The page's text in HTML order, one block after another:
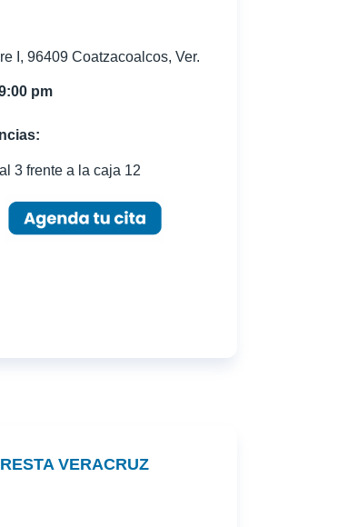
I, 96409 Coatzacoalcos, Ver.
pm
3 frente a la caja 12
VERACRUZ